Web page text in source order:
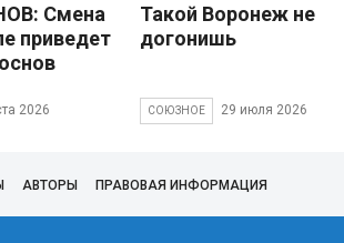
Смена
приведет
2026
Такой Воронеж не
догонишь
СОЮЗНОЕ 29 июля 2026
АВТОРЫ ПРАВОВАЯ ИНФОРМАЦИЯ